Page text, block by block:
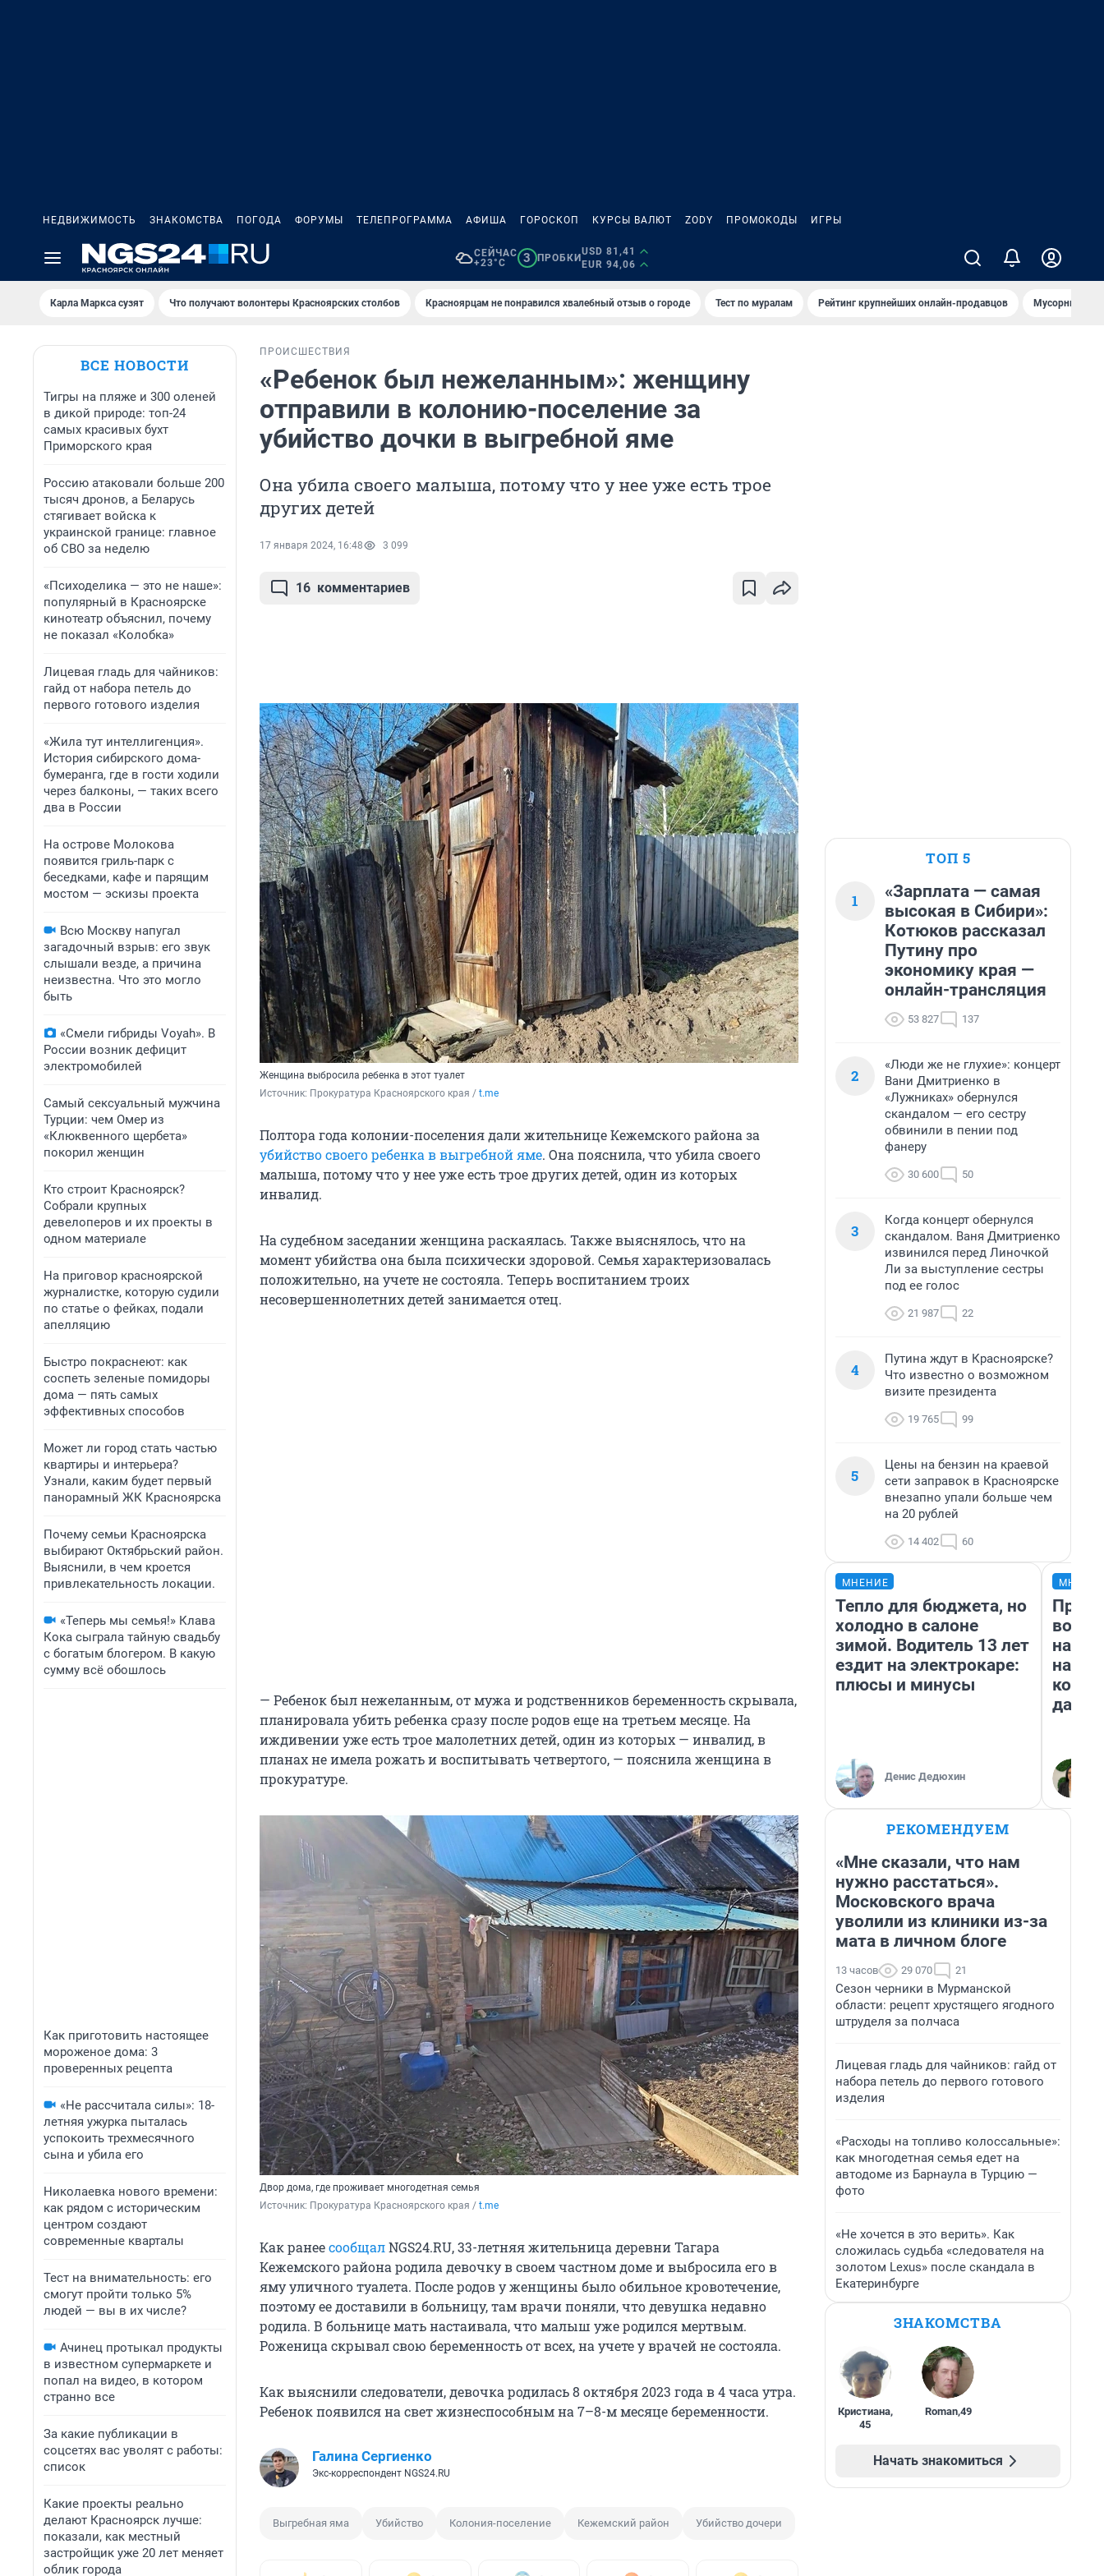
НЕДВИЖИМОСТЬ ЗНАКОМСТВА ПОГОДА ФОРУМЫ ТЕЛЕПРОГРАММА АФИША ГОРОСКОП КУРСЫ ВАЛЮТ ZODY ПРОМОКОДЫ ИГРЫ
СЕЙЧАС
+23°C
3 ПРОБКИ
USD 81,41
EUR 94,06
Карла Маркса сузят Что получают волонтеры Красноярских столбов Красноярцам не понравился хвалебный отзыв о городе Тест по мурaлaм Рейтинг крупнейших онлайн-продавцов Мусорный
ВСЕ НОВОСТИ
Тигры на пляже и 300 оленей
в дикой природе: топ-24
самых красивых бухт
Приморского края
Россию атаковали больше 200
тысяч дронов, а Беларусь
стягивает войска к
украинской границе: главное
об СВО за неделю
«Психоделика — это не наше»:
популярный в Красноярске
кинотеатр объяснил, почему
не показал «Колобка»
Лицевая гладь для чайников:
гайд от набора петель до
первого готового изделия
«Жила тут интеллигенция».
История сибирского дома-
бумеранга, где в гости ходили
через балконы, — таких всего
два в России
На острове Молокова
появится гриль-парк с
беседками, кафе и парящим
мостом — эскизы проекта
Всю Москву напугал
загадочный взрыв: его звук
слышали везде, а причина
неизвестна. Что это могло
быть
«Смели гибриды Voyah». В
России возник дефицит
электромобилей
Самый сексуальный мужчина
Турции: чем Омер из
«Клюквенного щербета»
покорил женщин
Кто строит Красноярск?
Собрали крупных
девелоперов и их проекты в
одном материале
На приговор красноярской
журналистке, которую судили
по статье о фейках, подали
апелляцию
Быстро покраснеют: как
соспеть зеленые помидоры
дома — пять самых
эффективных способов
Может ли город стать частью
квартиры и интерьера?
Узнали, каким будет первый
панорамный ЖК Красноярска
Почему семьи Красноярска
выбирают Октябрьский район.
Выяснили, в чем кроется
привлекательность локации.
«Теперь мы семья!» Клава
Кока сыграла тайную свадьбу
с богатым блогером. В какую
сумму всё обошлось
Как приготовить настоящее
мороженое дома: 3
проверенных рецепта
«Не рассчитала силы»: 18-
летняя ужурка пыталась
успокоить трехмесячного
сына и убила его
Николаевка нового времени:
как рядом с историческим
центром создают
современные кварталы
Тест на внимательность: его
смогут пройти только 5%
людей — вы в их числе?
Ачинец протыкал продукты
в известном супермаркете и
попал на видео, в котором
странно все
За какие публикации в
соцсетях вас уволят с работы:
список
Какие проекты реально
делают Красноярск лучше:
показали, как местный
застройщик уже 20 лет меняет
облик города
ПРОИСШЕСТВИЯ
«Ребенок был нежеланным»: женщину
отправили в колонию-поселение за
убийство дочки в выгребной яме
Она убила своего малыша, потому что у нее уже есть трое
других детей
17 января 2024, 16:48 3 099
16 комментариев
Женщина выбросила ребенка в этот туалет
Источник: Прокуратура Красноярского края / t.me
Полтора года колонии-поселения дали жительнице Кежемского района за
убийство своего ребенка в выгребной яме. Она пояснила, что убила своего
малыша, потому что у нее уже есть трое других детей, один из которых
инвалид.
На судебном заседании женщина раскаялась. Также выяснялось, что на
момент убийства она была психически здоровой. Семья характеризовалась
положительно, на учете не состояла. Теперь воспитанием троих
несовершеннолетних детей занимается отец.
— Ребенок был нежеланным, от мужа и родственников беременность скрывала,
планировала убить ребенка сразу после родов еще на третьем месяце. На
иждивении уже есть трое малолетних детей, один из которых — инвалид, в
планах не имела рожать и воспитывать четвертого, — пояснила женщина в
прокуратуре.
Двор дома, где проживает многодетная семья
Источник: Прокуратура Красноярского края / t.me
Как ранеесообщалNGS24.RU, 33-летняя жительница деревни Тагара
Кежемского района родила девочку в своем частном доме и выбросила его в
яму уличного туалета. После родов у женщины было обильное кровотечение,
поэтому ее доставили в больницу, там врачи поняли, что девушка недавно
родила. В больнице мать настаивала, что малыш уже родился мертвым.
Роженица скрывал свою беременность от всех, на учете у врачей не состояла.
Как выяснили следователи, девочка родилась 8 октября 2023 года в 4 часа утра.
Ребенок появился на свет жизнеспособным на 7–8-м месяце беременности.
Галина Сергиенко
Экс-корреспондент NGS24.RU
Выгребная яма Убийство Колония-поселение Кежемский район Убийство дочери
ТОП 5
1
«Зарплата — самая
высокая в Сибири»:
Котюков рассказал
Путину про
экономику края —
онлайн-трансляция
53 827 137
2
«Люди же не глухие»: концерт
Вани Дмитриенко в
«Лужниках» обернулся
скандалом — его сестру
обвинили в пении под
фанеру
30 600 50
3
Когда концерт обернулся
скандалом. Ваня Дмитриенко
извинился перед Линочкой
Ли за выступление сестры
под ее голос
21 987 22
4
Путина ждут в Красноярске?
Что известно о возможном
визите президента
19 765 99
5
Цены на бензин на краевой
сети заправок в Красноярске
внезапно упали больше чем
на 20 рублей
14 402 60
МНЕНИЕ
Тепло для бюджета, но
холодно в салоне
зимой. Водитель 13 лет
ездит на электрокаре:
плюсы и минусы
Денис Дедюхин
нам
даже
РЕКОМЕНДУЕМ
«Мне сказали, что нам
нужно расстаться».
Московского врача
уволили из клиники из-за
мата в личном блоге
13 часов 29 070 21
Сезон черники в Мурманской
области: рецепт хрустящего ягодного
штруделя за полчаса
Лицевая гладь для чайников: гайд от
набора петель до первого готового
изделия
«Расходы на топливо колоссальные»:
как многодетная семья едет на
автодоме из Барнаула в Турцию —
фото
«Не хочется в это верить». Как
сложилась судьба «следователя на
золотом Lexus» после скандала в
Екатеринбурге
ЗНАКОМСТВА
Кристиана,
45
Roman,49
Начать знакомиться